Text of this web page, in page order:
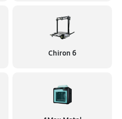
Chiron б